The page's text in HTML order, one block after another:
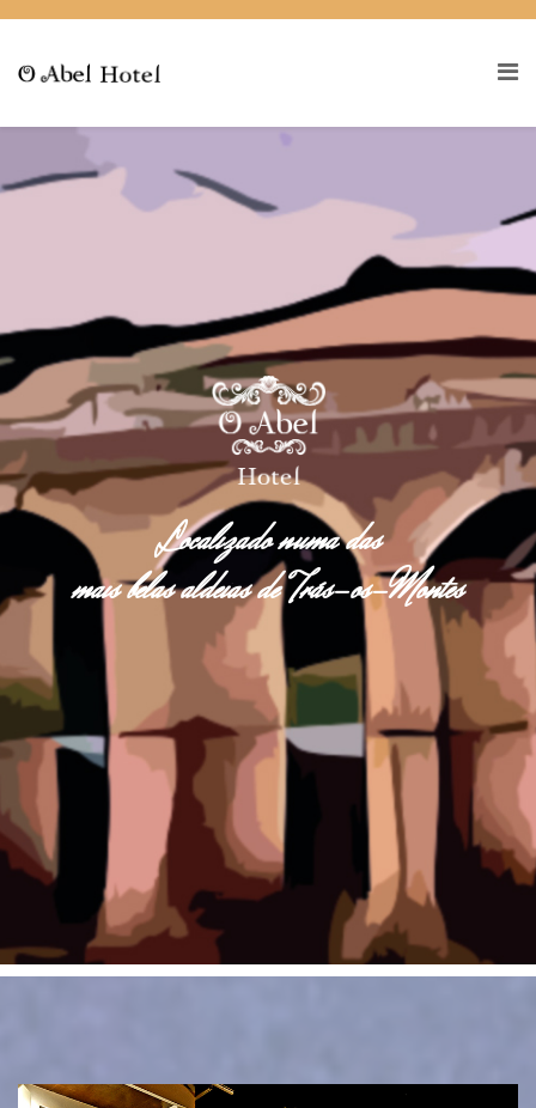
Localizado numa das
mais belas aldeias de Trás-os-Montes